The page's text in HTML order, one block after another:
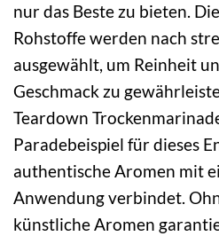
nur das Beste zu bieten.
Rohstoffe werden nach
ausgewählt, um Reinheit
Geschmack zu
Teardown
Paradebeispiel für dieses
authentische Aromen mit
Anwendung verbindet.
künstliche Aromen